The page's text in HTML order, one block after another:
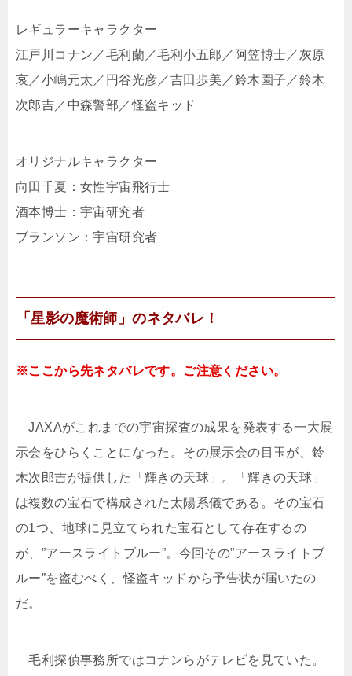
レギュラーキャラクター
江戸川コナン／毛利蘭／毛利小五郎／阿笠博士／灰原
哀／小嶋元太／円谷光彦／吉田歩美／鈴木園子／鈴木
次郎吉／中森警部／怪盗キッド
オリジナルキャラクター
向田千夏：女性宇宙飛行士
酒本博士：宇宙研究者
ブランソン：宇宙研究者
「星影の魔術師」のネタバレ！
※ここから先ネタバレです。ご注意ください。
JAXAがこれまでの宇宙探査の成果を発表する一大展
示会をひらくことになった。その展示会の目玉が、鈴
木次郎吉が提供した「輝きの天球」。「輝きの天球」
は複数の宝石で構成された太陽系儀である。その宝石
の1つ、地球に見立てられた宝石として存在するの
が、”アースライトブルー”。今回その”アースライトブ
ルー”を盗むべく、怪盗キッドから予告状が届いたの
だ。
毛利探偵事務所ではコナンらがテレビを見ていた。